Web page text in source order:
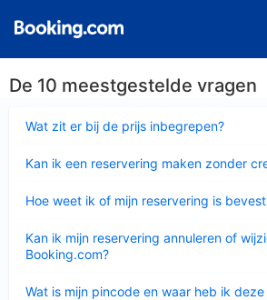
De 10 meestgestelde vragen
Wat zit er bij de prijs inbegrepen?
Kan ik een reservering maken zonder
Hoe weet ik of mijn reservering is
Kan ik mijn reservering annuleren of
Booking.com?
Wat is mijn pincode en waar heb ik